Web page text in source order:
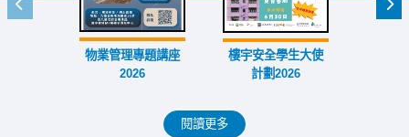
物業管理專題講座
2026
樓宇安全學生大使
計劃2026
上一個 下
閱讀更多